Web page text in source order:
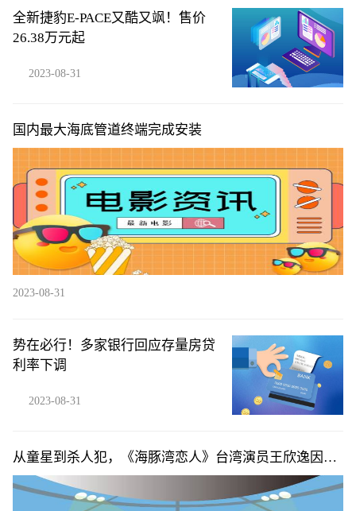
全新捷豹E-PACE又酷又飒！售价
26.38万元起
2023-08-31
国内最大海底管道终端完成安装
2023-08-31
势在必行！多家银行回应存量房贷
利率下调
2023-08-31
从童星到杀人犯，《海豚湾恋人》台湾演员王欣逸因杀
人畏罪潜逃被通缉